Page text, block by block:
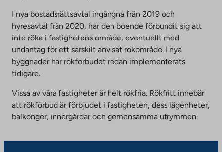
I nya bostadsrättsavtal ingångna från 2019 och
hyresavtal från 2020, har den boende förbundit sig att
inte röka i fastighetens område, eventuellt med
undantag för ett särskilt anvisat rökområde. I nya
byggnader har rökförbudet redan implementerats
tidigare.
Vissa av våra fastigheter är helt rökfria. Rökfritt innebär
att rökförbud är förbjudet i fastigheten, dess lägenheter,
balkonger, innergårdar och gemensamma utrymmen.